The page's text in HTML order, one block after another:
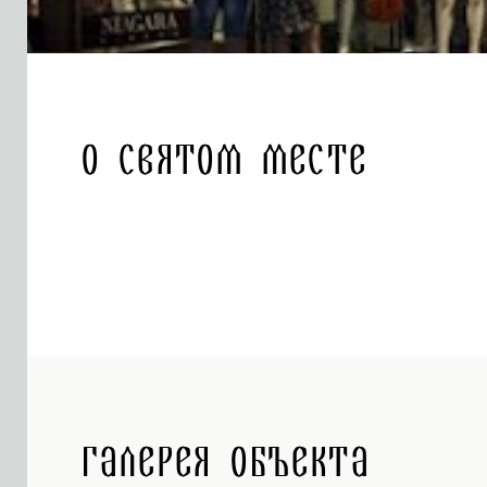
О святом месте
Галерея объекта